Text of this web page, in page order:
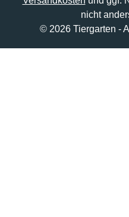
nicht
© 2026 Tiergarten -